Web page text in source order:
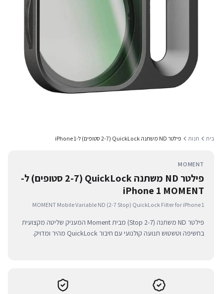
בית חנות פילטר ND משתנה QuickLock (2-7 סטופים) ל-iPhone 1
MOMENT
פילטר ND משתנה QuickLock (2-7 סטופים) ל-
iPhone 1 MOMENT
MOMENT Mobile Variable ND (2-7 Stop) QuickLock Filter for iPhone 1
פילטר ND משתנה (2-7 Stop) מבית Moment המעניק שליטה מקצועית
בחשיפה וטשטוש תנועה קולנועי עם חיבור QuickLock מהיר ומדויק.